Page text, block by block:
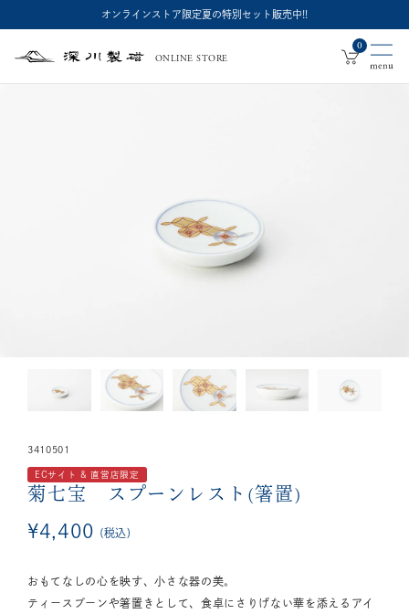
オンラインストア限定夏の特別セット販売中!!
深
ONLINE STORE
0
3410501
ECサイト & 直営店限定
菊七宝 スプーンレスト(箸置)
¥4,400 税込
おもてなしの心を映す、小さな器の美。
ティースプーンや箸置きとして、食卓にさりげない華を添えるアイ